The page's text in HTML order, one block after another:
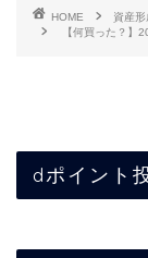
HOME
資産
【何買った？】
dポイント